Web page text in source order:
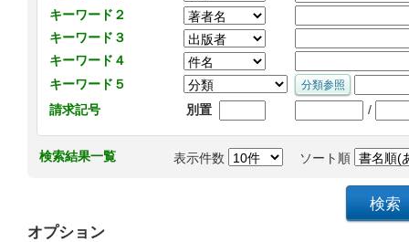
キーワード２
キーワード３
キーワード４
キーワード５
請求記号
別置 /
検索結果一覧 表示件数 ソート順
オプション